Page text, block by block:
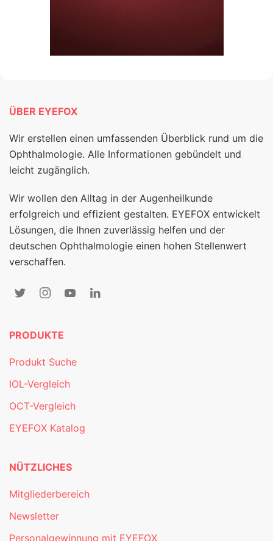
ÜBER EYEFOX
Wir erstellen einen umfassenden Überblick rund um die
Ophthalmologie. Alle Informationen gebündelt und
leicht zugänglich.
Wir wollen den Alltag in der Augenheilkunde
erfolgreich und effizient gestalten. EYEFOX entwickelt
Lösungen, die Ihnen zuverlässig helfen und der
deutschen Ophthalmologie einen hohen Stellenwert
verschaffen.
PRODUKTE
Produkt Suche
IOL-Vergleich
OCT-Vergleich
EYEFOX Katalog
NÜTZLICHES
Mitgliederbereich
Newsletter
Personalgewinnung mit EYEFOX